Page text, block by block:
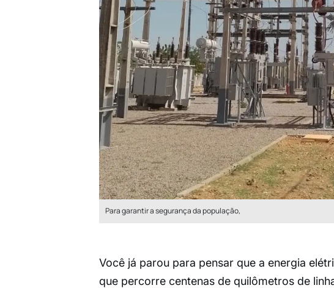
Para garantir a segurança da população,
Você já parou para pensar que a energia
que percorre centenas de quilômetros de